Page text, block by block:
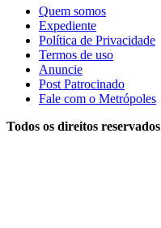
Quem somos
Expediente
Política de Privacidade
Termos de uso
Anuncie
Post Patrocinado
Fale com o Metrópoles
Todos os direitos reservados